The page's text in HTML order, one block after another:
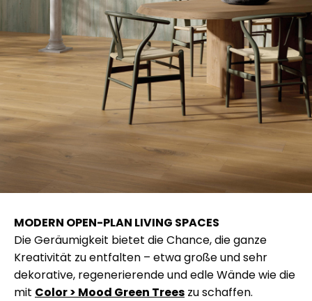
MODERN OPEN-PLAN LIVING SPACES
Die Geräumigkeit bietet die Chance, die ganze
Kreativität zu entfalten – etwa große und sehr
dekorative, regenerierende und edle Wände wie die
mit Color > Mood Green Trees zu schaffen.